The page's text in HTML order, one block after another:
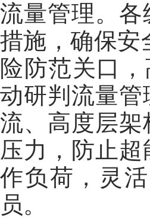
流量管理。
措施，确保安
险防范关口
动研判流量
流、高度层
压力，防止
作负荷，灵
员。